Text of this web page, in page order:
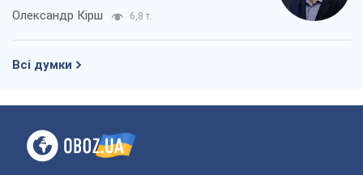
Олександр Кірш 6,8 т.
Всі думки